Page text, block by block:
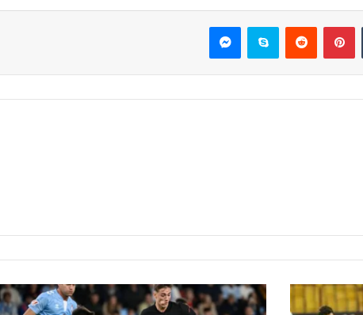
بينتيريست سكايب ماسنجر
لحظات
مثيرة: